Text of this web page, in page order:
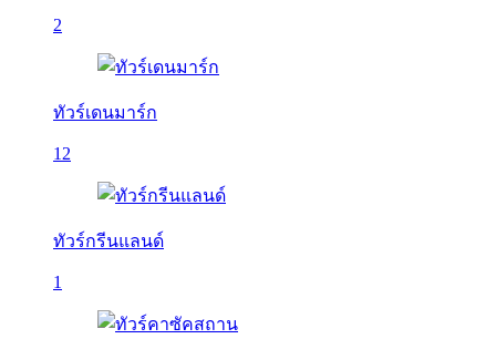
2
ทัวร์เดนมาร์ก
12
ทัวร์กรีนแลนด์
1